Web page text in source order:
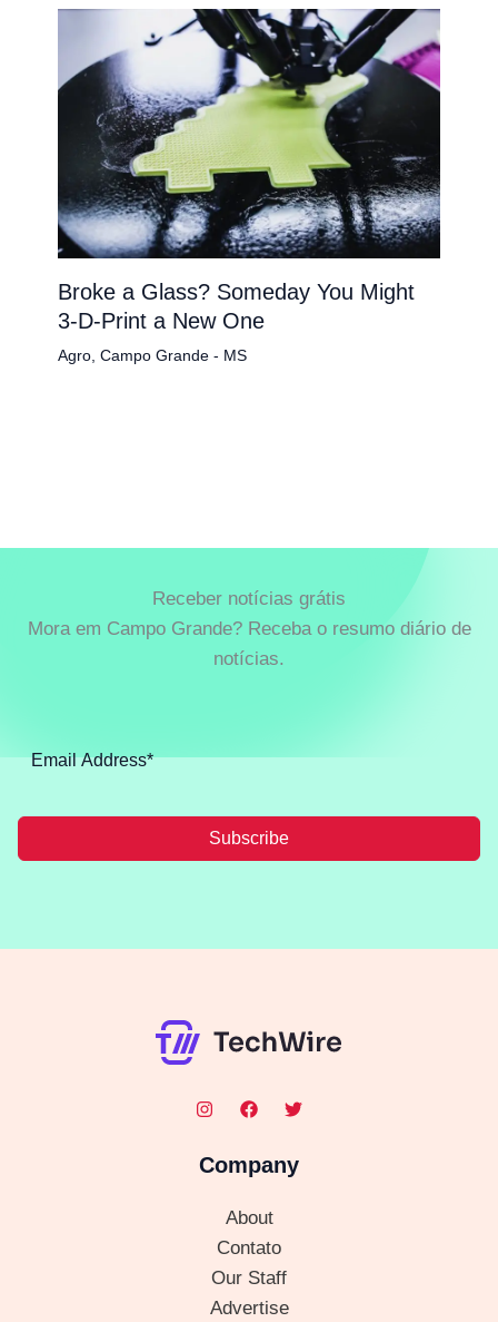
Broke a Glass? Someday You Might
3-D-Print a New One
Agro, Campo Grande - MS
Receber notícias grátis
Mora em Campo Grande? Receba o resumo diário de
notícias.
Subscribe
Company
About
Contato
Our Staff
Advertise